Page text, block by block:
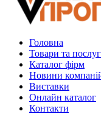
Головна
Товари та
Каталог фірм
Новини
Виставки
Онлайн каталог
Контакти